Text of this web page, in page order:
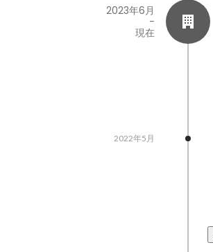
2023年6月
-
現在
2022年5月